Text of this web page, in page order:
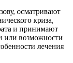
осматривают
криза,
и принимают
или возможности
лечения